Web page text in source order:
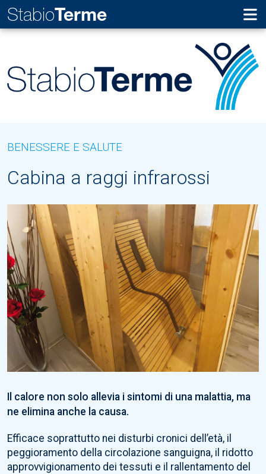
Stabio Terme
BENESSERE E SALUTE
Cabina a raggi infrarossi
Il calore non solo allevia i sintomi di una malattia, ma
ne elimina anche la causa.
Efficace soprattutto nei disturbi cronici dell’età, il
peggioramento della circolazione sanguigna, il ridotto
approvvigionamento dei tessuti e il rallentamento del